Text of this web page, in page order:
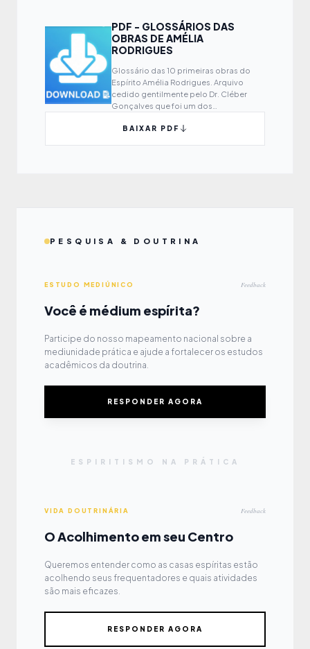
PDF - GLOSSÁRIOS DAS
OBRAS DE AMÉLIA
RODRIGUES
Glossário das 10 primeiras obras do
Espírito Amélia Rodrigues. Arquivo
cedido gentilmente pelo Dr. Cléber
Gonçalves que foi um dos
Baixem e divulguem.
BAIXAR PDF
PESQUISA & DOUTRINA
ESTUDO MEDIÚNICO Feedback
Você é médium espírita?
Participe do nosso mapeamento nacional sobre a
mediunidade prática e ajude a fortalecer os estudos
acadêmicos da doutrina.
RESPONDER AGORA
ESPIRITISMO NA PRÁTICA
VIDA DOUTRINÁRIA Feedback
O Acolhimento em seu Centro
Queremos entender como as casas espíritas estão
acolhendo seus frequentadores e quais atividades
são mais eficazes.
RESPONDER AGORA